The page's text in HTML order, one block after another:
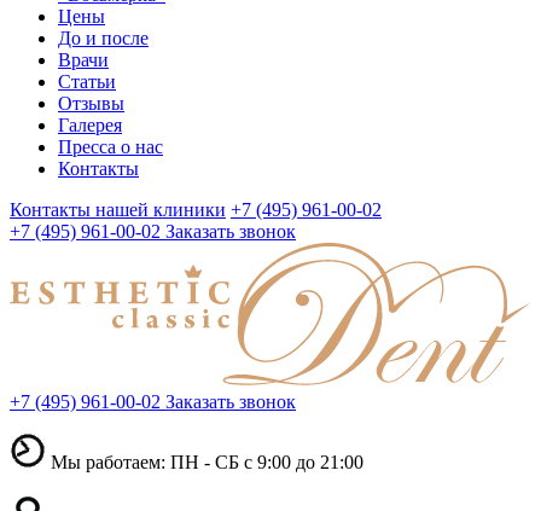
Цены
До и после
Врачи
Статьи
Отзывы
Галерея
Пресса о нас
Контакты
Контакты нашей клиники +7 (495) 961-00-02
+7 (495) 961-00-02 Заказать звонок
+7 (495) 961-00-02 Заказать звонок
Мы работаем: ПН - СБ с 9:00 до 21:00